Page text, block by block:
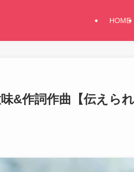
HOME
&作詞作曲【伝えら